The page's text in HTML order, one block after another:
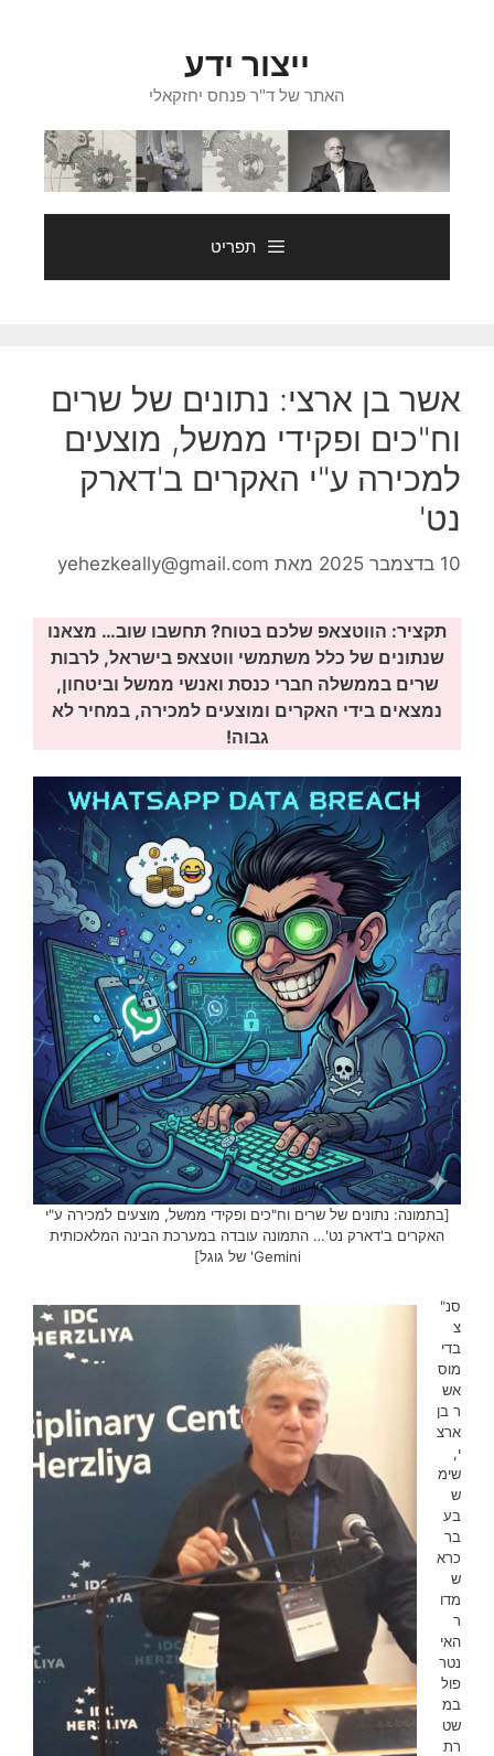
ייצור ידע
האתר של ד"ר פנחס יחזקאלי
תפריט
אשר בן ארצי: נתונים של שרים
וח"כים ופקידי ממשל, מוצעים
למכירה ע"י האקרים ב'דארק
נט'
10 בדצמבר 2025 מאת yehezkeally@gmail.com
תקציר: הווטצאפ שלכם בטוח? תחשבו שוב… מצאנו
שנתונים של כלל משתמשי ווטצאפ בישראל, לרבות
שרים בממשלה חברי כנסת ואנשי ממשל וביטחון,
נמצאים בידי האקרים ומוצעים למכירה, במחיר לא
גבוה!
[בתמונה: נתונים של שרים וח"כים ופקידי ממשל, מוצעים למכירה ע"י
האקרים ב'דארק נט'… התמונה עובדה במערכת הבינה המלאכותית
Gemini' של גוגל]
סנ"
צ
בדי
מוס
אש
ר בן
ארצ
י,
שימ
ש
בע
בר
כרא
ש
מדו
ר
האי
נטר
פול
במ
שט
רת